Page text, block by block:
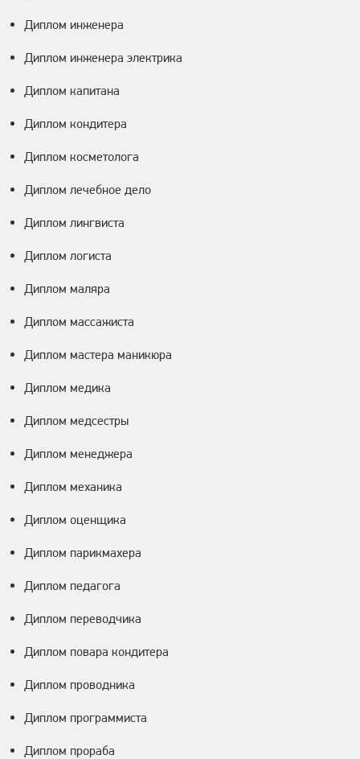
Диплом инженера
Диплом инженера электрика
Диплом капитана
Диплом кондитера
Диплом косметолога
Диплом лечебное дело
Диплом лингвиста
Диплом логиста
Диплом маляра
Диплом массажиста
Диплом мастера маникюра
Диплом медика
Диплом медсестры
Диплом менеджера
Диплом механика
Диплом оценщика
Диплом парикмахера
Диплом педагога
Диплом переводчика
Диплом повара кондитера
Диплом проводника
Диплом программиста
Диплом прораба